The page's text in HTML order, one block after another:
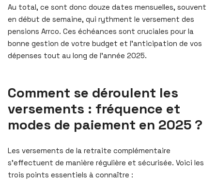
Au total, ce sont donc douze dates mensuelles, souvent
en début de semaine, qui rythment le versement des
pensions Arrco. Ces échéances sont cruciales pour la
bonne gestion de votre budget et l’anticipation de vos
dépenses tout au long de l’année 2025.
Comment se déroulent les
versements : fréquence et
modes de paiement en 2025 ?
Les versements de la retraite complémentaire
s’effectuent de manière régulière et sécurisée. Voici les
trois points essentiels à connaître :